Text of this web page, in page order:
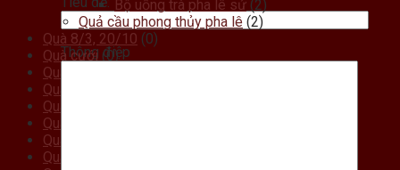
Thông điệp
Bộ uống trà pha lê sứ (2)
Quả cầu phong thủy pha lê (2)
Quà 8/3, 20/10 (0)
Quà cưới (0)
Quà doanh nghiệp
Quà khai trương
Quà kỷ niệm ngày cưới
Quà lưu niệm
Quà mừng thọ
Quà noel